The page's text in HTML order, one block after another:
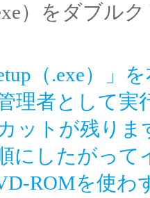
）をダブル
（.exe）」
理者として実
ットが残りま
にしたがっ
ROMを使